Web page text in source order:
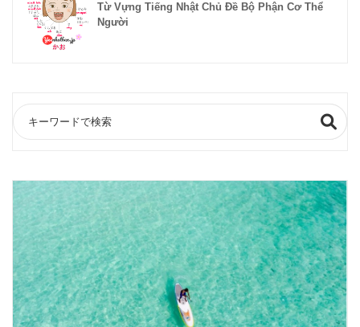
Từ Vựng Tiếng Nhật Chủ Đề Bộ Phận Cơ Thể
Người